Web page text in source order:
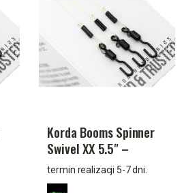
Korda Booms Spinner
Swivel XX 5.5" –
kompaktowe boomy do
Spinner Rig (3 szt.)
termin realizacji 5-7 dni.